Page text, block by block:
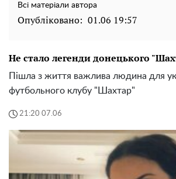
Всі матеріали автора
Опубліковано: 01.06 19:57
Не стало легенди донецького
Пішла з життя важлива людина для
футбольного клубу "Шахтар"
21:20 07.06